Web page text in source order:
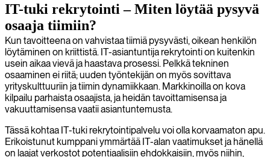
IT-tuki rekrytointi – Miten löytää pysyvä
osaaja tiimiin?
Kun tavoitteena on vahvistaa tiimiä pysyvästi, oikean henkilön
löytäminen on kriittistä. IT-asiantuntija rekrytointi on kuitenkin
usein aikaa vievä ja haastava prosessi. Pelkkä tekninen
osaaminen ei riitä; uuden työntekijän on myös sovittava
yrityskulttuuriin ja tiimin dynamiikkaan. Markkinoilla on kova
kilpailu parhaista osaajista, ja heidän tavoittamisensa ja
vakuuttamisensa vaatii asiantuntemusta.
Tässä kohtaa IT-tuki rekrytointipalvelu voi olla korvaamaton apu.
Erikoistunut kumppani ymmärtää IT-alan vaatimukset ja hänellä
on laajat verkostot potentiaalisiin ehdokkaisiin, myös niihin,